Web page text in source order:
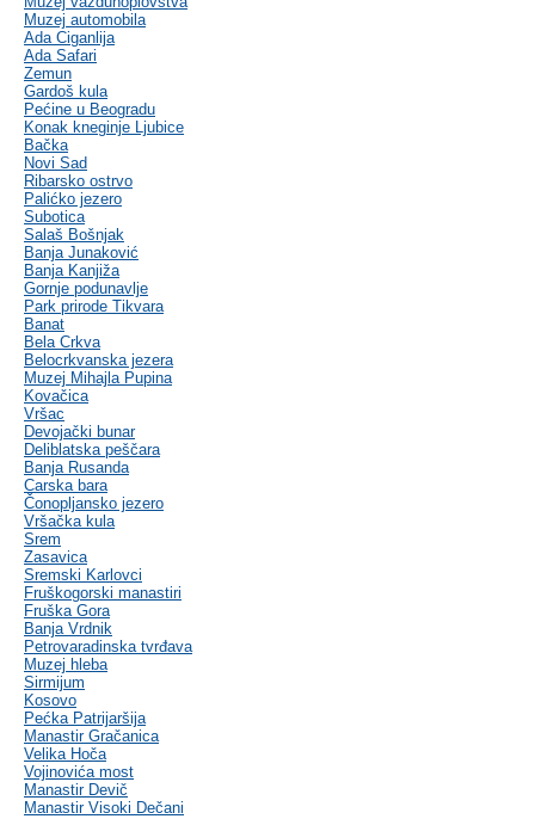
Muzej automobila
Ada Ciganlija
Ada Safari
Zemun
Gardoš kula
Pećine u Beogradu
Konak kneginje Ljubice
Bačka
Novi Sad
Ribarsko ostrvo
Palićko jezero
Subotica
Salaš Bošnjak
Banja Junaković
Banja Kanjiža
Gornje podunavlje
Park prirode Tikvara
Banat
Bela Crkva
Belocrkvanska jezera
Muzej Mihajla Pupina
Kovačica
Vršac
Devojački bunar
Deliblatska peščara
Banja Rusanda
Carska bara
Čonopljansko jezero
Vršačka kula
Srem
Zasavica
Sremski Karlovci
Fruškogorski manastiri
Fruška Gora
Banja Vrdnik
Petrovaradinska tvrđava
Muzej hleba
Sirmijum
Kosovo
Pećka Patrijaršija
Manastir Gračanica
Velika Hoča
Vojinovića most
Manastir Devič
Manastir Visoki Dečani